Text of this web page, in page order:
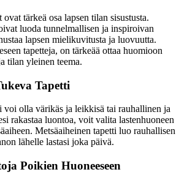
tärkeä osa lapsen tilan sisustusta.
luoda tunnelmallisen ja inspiroivan
lapsen mielikuvitusta ja luovuutta.
tapetteja, on tärkeää ottaa huomioon
tilan yleinen teema.
Tapetti
voi olla värikäs ja leikkisä tai rauhallinen ja
rakastaa luontoa, voit valita lastenhuoneen
Metsäaiheinen tapetti luo rauhallisen
lähelle lastasi joka päivä.
Poikien Huoneeseen